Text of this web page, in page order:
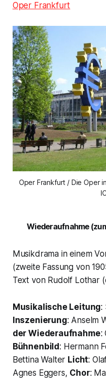
Oper Frankfurt
Oper Frankfurt / Die Oper
Wiederaufnahme
Musikdrama in einem
(zweite Fassung von
Text von Rudolf Lothar
Musikalische Leitung:
Inszenierung: Anselm
der Wiederaufnahme:
Bühnenbild : Hermann
Bettina Walter Licht:
Agnes Eggers, Chor: